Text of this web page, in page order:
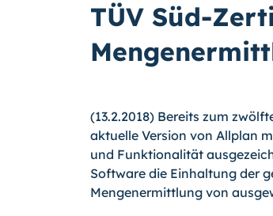
TÜV Süd-
(13.2.2018) Bereits zum
aktuelle Version von Allplan
und Funktionalität
Software die Einhaltung der
Mengenermittlung von